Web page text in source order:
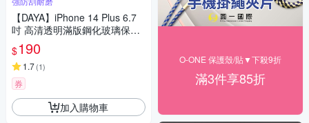
【DAYA】iPhone 14 Plus 6.7
吋 高清透明滿版鋼化玻璃保護
膜
$190
1.7(1)
券
加入購物車
O-ONE 保護殼/貼▼下殺9折
滿3件享85折